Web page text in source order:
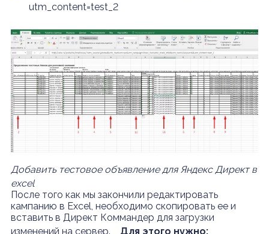
utm_content=test_2
Добавить тестовое объявление для Яндекс Директ в
excel
После того как мы закончили редактировать
кампанию в Excel, необходимо скопировать ее и
вставить в Директ Коммандер для загрузки
изменений на сервер.
Для этого нужно: